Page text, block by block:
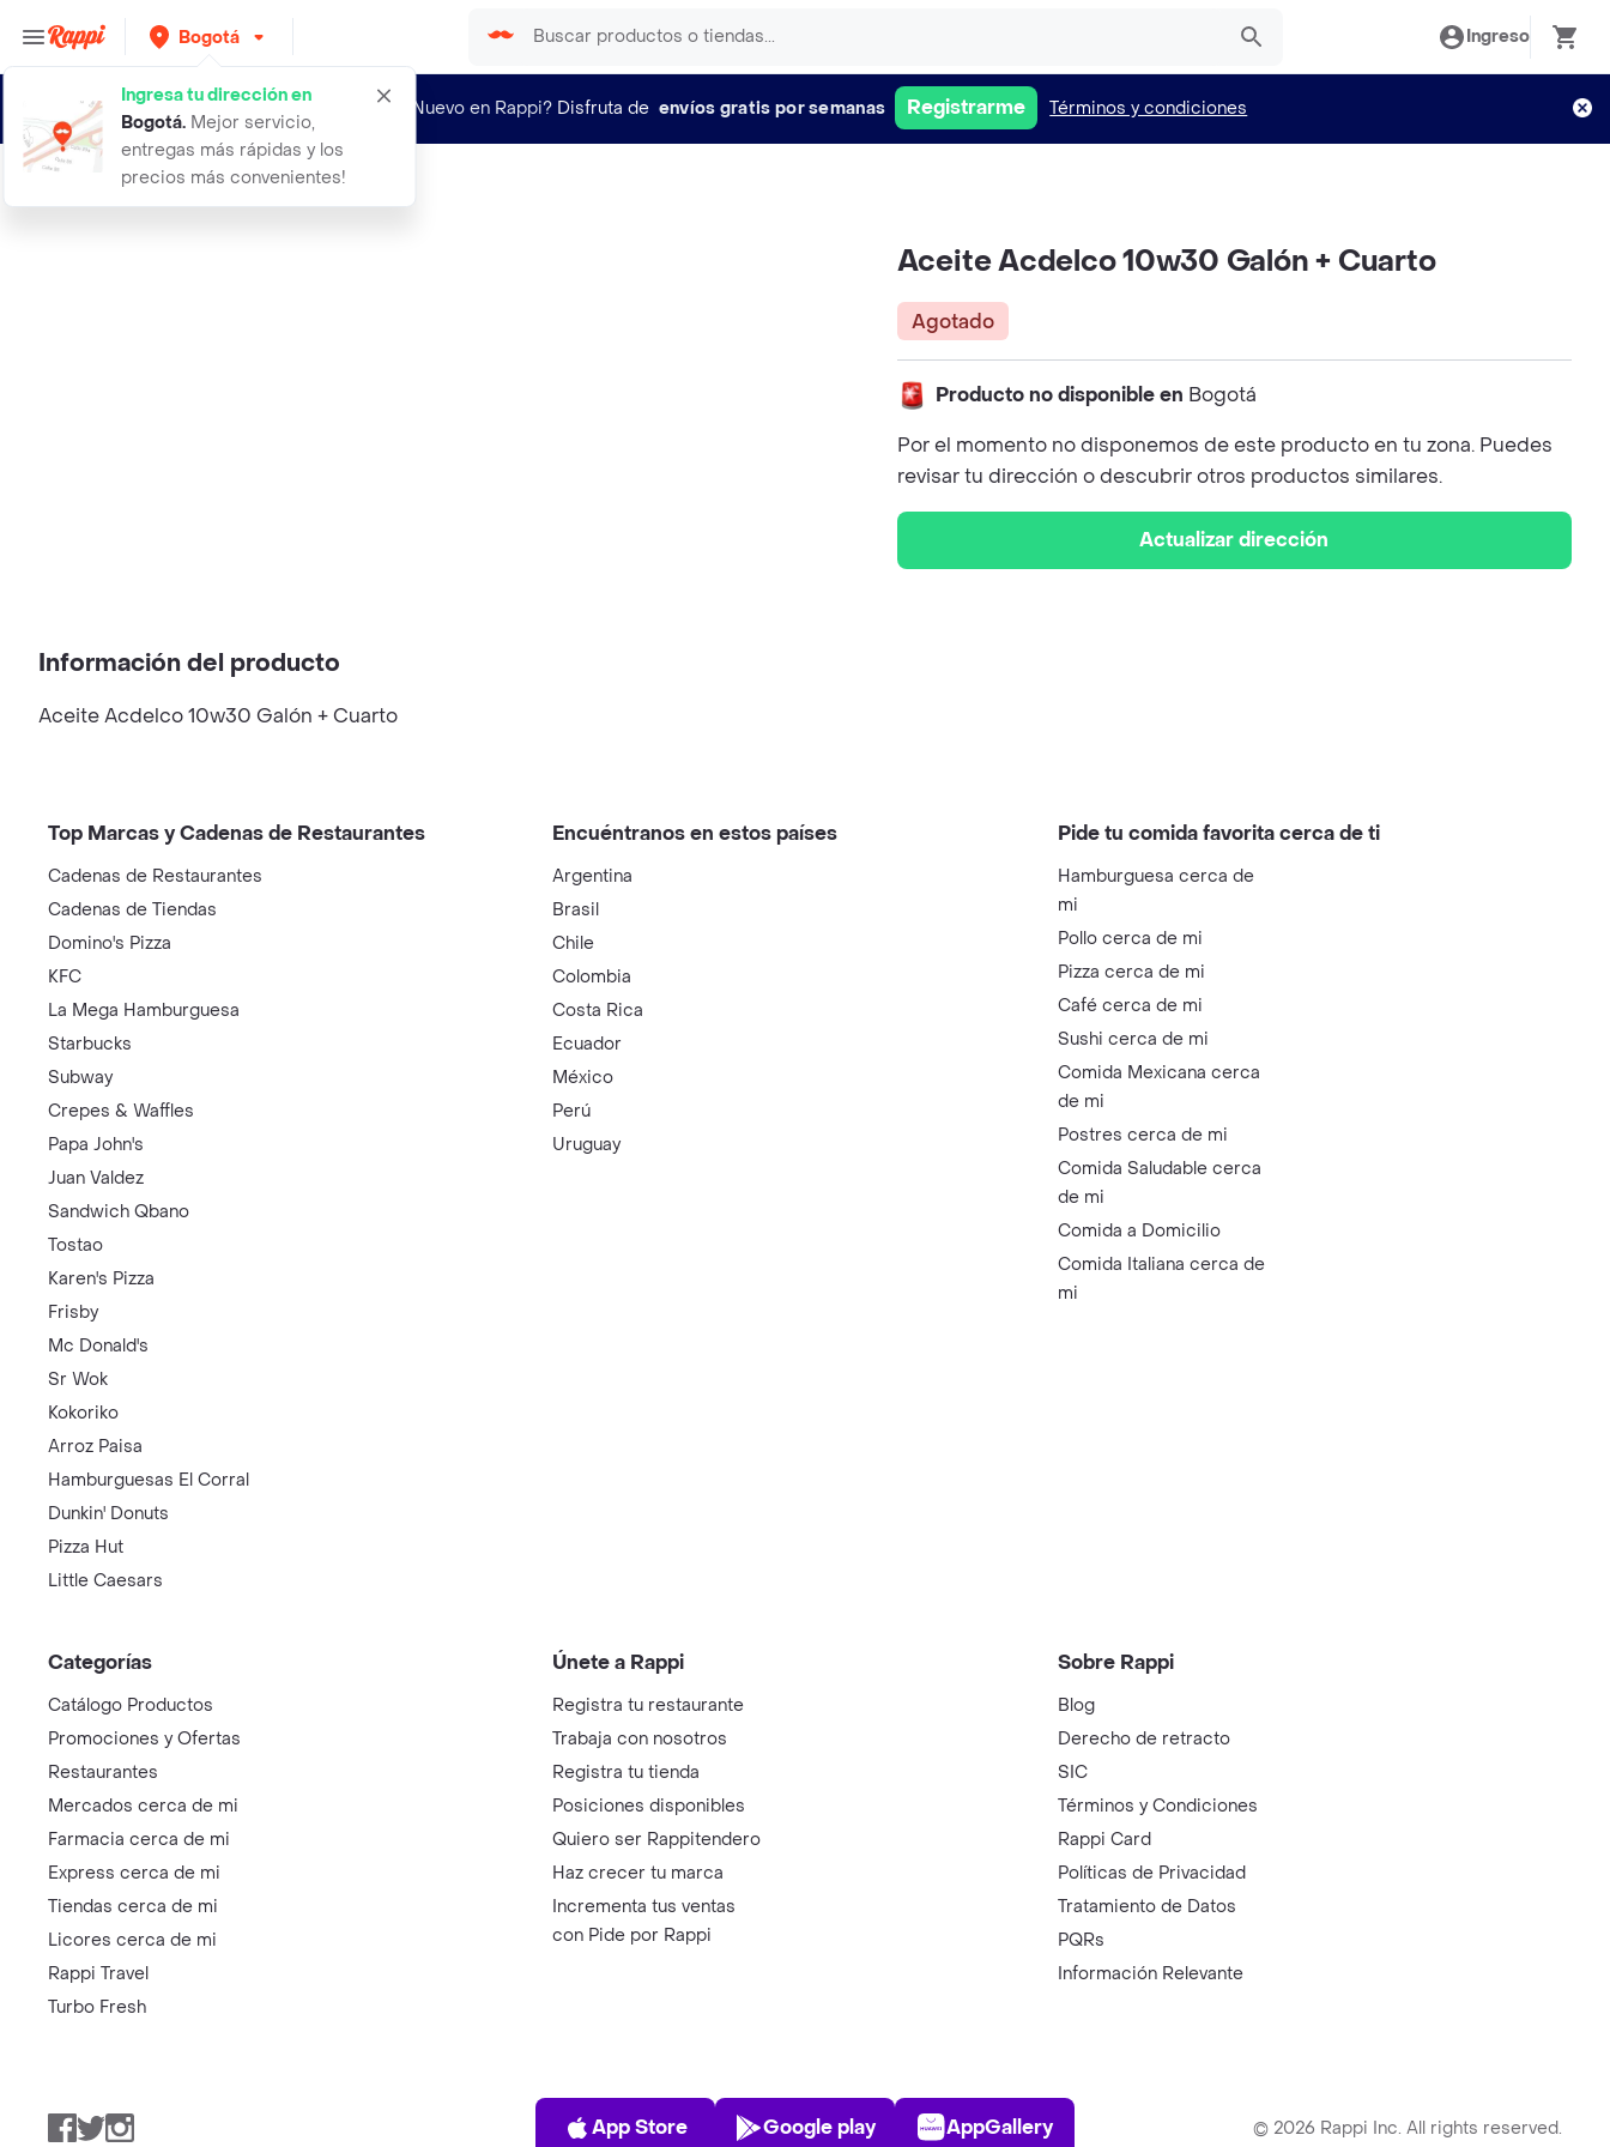
Bogotá
Ingresa tu dirección en
Bogotá. Mejor servicio,
entregas más rápidas y los
precios más convenientes!
Ingreso
¿Nuevo en Rappi? Disfruta de envíos gratis por semanas Registrarme Términos y condiciones
aceite acdelco 10w30 galon cuarto
Aceite Acdelco 10w30 Galón + Cuarto
Agotado
Producto no disponible en Bogotá
Por el momento no disponemos de este producto en tu zona. Puedes
revisar tu dirección o descubrir otros productos similares.
Actualizar dirección
Información del producto
Aceite Acdelco 10w30 Galón + Cuarto
Top Marcas y Cadenas de Restaurantes
Cadenas de Restaurantes
Cadenas de Tiendas
Domino's Pizza
KFC
La Mega Hamburguesa
Starbucks
Subway
Crepes & Waffles
Papa John's
Juan Valdez
Sandwich Qbano
Tostao
Karen's Pizza
Frisby
Mc Donald's
Sr Wok
Kokoriko
Arroz Paisa
Hamburguesas El Corral
Dunkin' Donuts
Pizza Hut
Little Caesars
Encuéntranos en estos países
Argentina
Brasil
Chile
Colombia
Costa Rica
Ecuador
México
Perú
Uruguay
Pide tu comida favorita cerca de ti
Hamburguesa cerca de
mi
Pollo cerca de mi
Pizza cerca de mi
Café cerca de mi
Sushi cerca de mi
Comida Mexicana cerca
de mi
Postres cerca de mi
Comida Saludable cerca
de mi
Comida a Domicilio
Comida Italiana cerca de
mi
Categorías
Catálogo Productos
Promociones y Ofertas
Restaurantes
Mercados cerca de mi
Farmacia cerca de mi
Express cerca de mi
Tiendas cerca de mi
Licores cerca de mi
Rappi Travel
Turbo Fresh
Únete a Rappi
Registra tu restaurante
Trabaja con nosotros
Registra tu tienda
Posiciones disponibles
Quiero ser Rappitendero
Haz crecer tu marca
Incrementa tus ventas
con Pide por Rappi
Sobre Rappi
Blog
Derecho de retracto
SIC
Términos y Condiciones
Rappi Card
Políticas de Privacidad
Tratamiento de Datos
PQRs
Información Relevante
Facebook
TwitterInstagram
App Store
App Store
Play Store
Google play
AppGallery
AppGallery © 2026 Rappi Inc. All rights reserved.